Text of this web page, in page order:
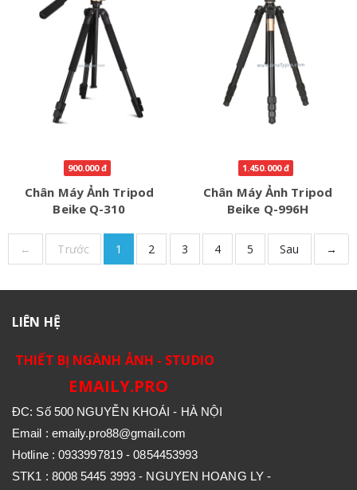
900.000 đ
Chân Máy Ảnh Tripod
Beike Q-310
1.450.000 đ
Chân Máy Ảnh Tripod
Beike Q-996H
← Trước 1 2 3 4 5 Sau →
LIÊN HỆ
THIẾT BỊ NGÀNH ẢNH - STUDIO
EMAILY.PRO
ĐC: Số 500 NGUYỄN KHOÁI - HÀ NỘI
Email : emaily.pro88@gmail.com
Hotline : 0933997819 - 0854453993
STK1 : 8008 5445 3993 - NGUYEN HOANG LY -